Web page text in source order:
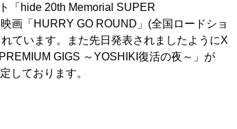
「hide 20th Memorial SUPER
画「HURRY GO ROUND」(全国ロードショ
ています。また先日発表されましたようにX
GIGS ～YOSHIKI復活の夜～」が
しております。